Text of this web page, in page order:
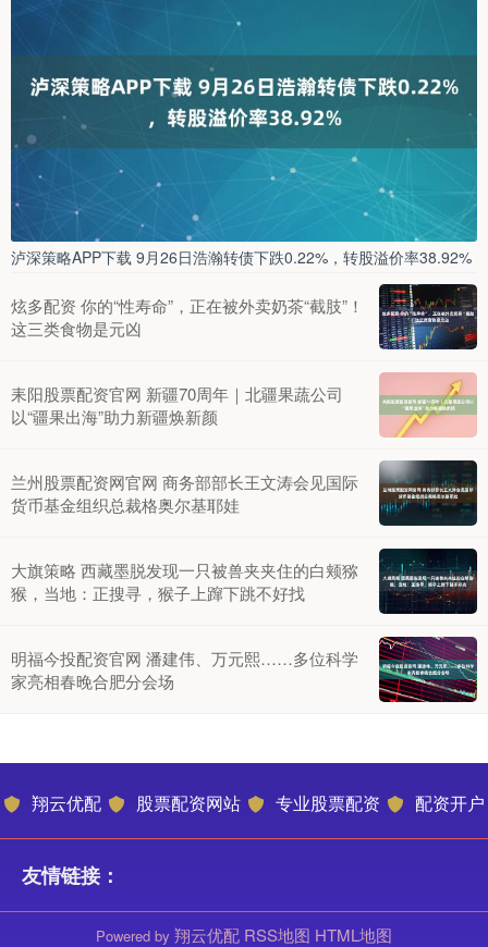
泸深策略APP下载 9月26日浩瀚转债下跌0.22%，转股溢价率38.92%
炫多配资 你的“性寿命”，正在被外卖奶茶“截肢”！
这三类食物是元凶
耒阳股票配资官网 新疆70周年｜北疆果蔬公司
以“疆果出海”助力新疆焕新颜
兰州股票配资网官网 商务部部长王文涛会见国际
货币基金组织总裁格奥尔基耶娃
大旗策略 西藏墨脱发现一只被兽夹夹住的白颊猕
猴，当地：正搜寻，猴子上蹿下跳不好找
明福今投配资官网 潘建伟、万元熙……多位科学
家亮相春晚合肥分会场
翔云优配 股票配资网站 专业股票配资 配资开户
友情链接：
Powered by 翔云优配 RSS地图 HTML地图